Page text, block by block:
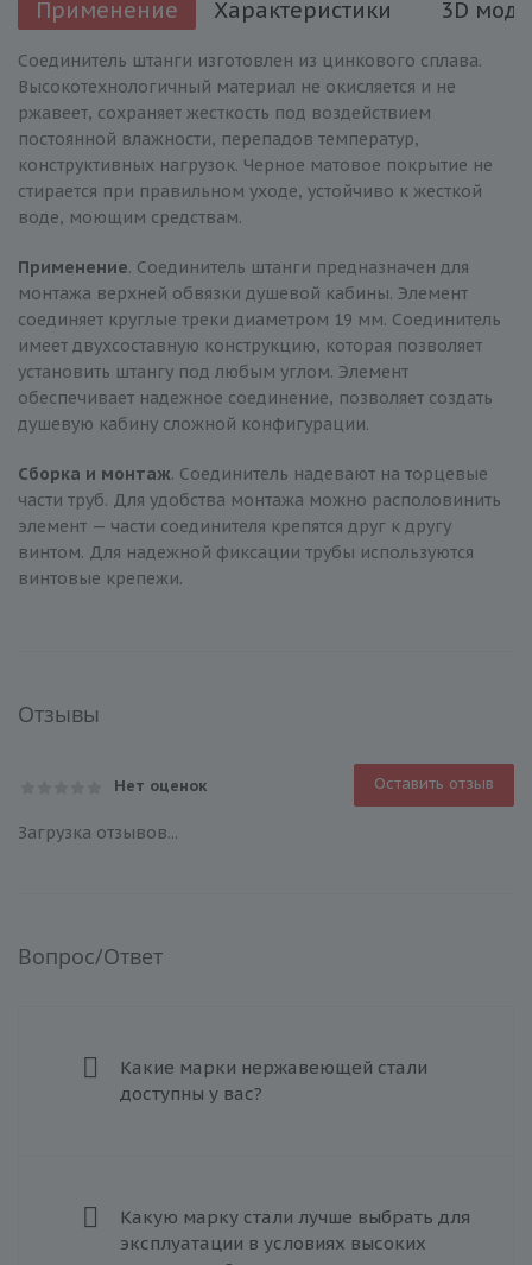
Применение Характеристики 3D
Соединитель штанги изготовлен из цинкового сплава.
Высокотехнологичный материал не окисляется и не
ржавеет, сохраняет жесткость под воздействием
постоянной влажности, перепадов температур,
конструктивных нагрузок. Черное матовое покрытие не
стирается при правильном уходе, устойчиво к жесткой
воде, моющим средствам.
Применение. Соединитель штанги предназначен для
монтажа верхней обвязки душевой кабины. Элемент
соединяет круглые треки диаметром 19 мм. Соединитель
имеет двухсоставную конструкцию, которая позволяет
установить штангу под любым углом. Элемент
обеспечивает надежное соединение, позволяет создать
душевую кабину сложной конфигурации.
Сборка и монтаж. Соединитель надевают на торцевые
части труб. Для удобства монтажа можно располовинить
элемент — части соединителя крепятся друг к другу
винтом. Для надежной фиксации трубы используются
винтовые крепежи.
Отзывы
Нет оценок Оставить отзыв
Загрузка отзывов...
Вопрос/Ответ
Какие марки нержавеющей стали
доступны у вас?
Какую марку стали лучше выбрать для
эксплуатации в условиях высоких